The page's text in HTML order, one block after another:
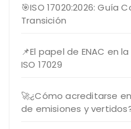
🎯ISO 17020:2026: Guía
Transición
📌El papel de ENAC en
ISO 17029
🚀¿Cómo acreditarse
de emisiones y